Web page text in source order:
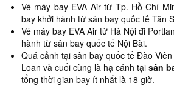
Vé máy bay EVA Air từ Tp. Hồ Chí
bay khởi hành từ sân bay quốc tế Tân
Vé máy bay EVA Air từ Hà Nội đi
hành từ sân bay quốc tế Nội Bài.
Quá cảnh tại sân bay quốc tế Đào
Loan và cuối cùng là hạ cánh tại sân
tổng thời gian bay ít nhất là 18 giờ.